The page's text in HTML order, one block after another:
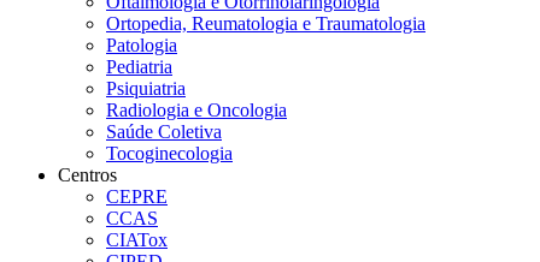
Ortopedia, Reumatologia e Traumatologia
Patologia
Pediatria
Psiquiatria
Radiologia e Oncologia
Saúde Coletiva
Tocoginecologia
Centros
CEPRE
CCAS
CIATox